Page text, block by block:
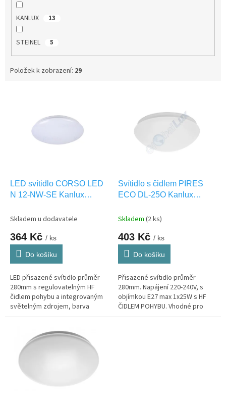
KANLUX 13
STEINEL 5
Položek k zobrazení: 29
LED svítidlo CORSO LED
N 12-NW-SE Kanlux
Skladem u dodavatele
364 Kč / ks
Do košíku
LED přisazené svítidlo průměr
280mm s regulovatelným HF
čidlem pohybu a integrovaným
světelným zdrojem, barva
světla NW-neutrální bílá. Vhodná
Svítidlo s čidlem PIRES
ECO DL-25O Kanlux
Skladem (2 ks)
403 Kč / ks
Do košíku
Přisazené svítidlo průměr
280mm. Napájení 220-240V, s
objímkou E27 max 1x25W s HF
ČIDLEM POHYBU. Vhodné pro
VENKOVNÍ montáž IP44.